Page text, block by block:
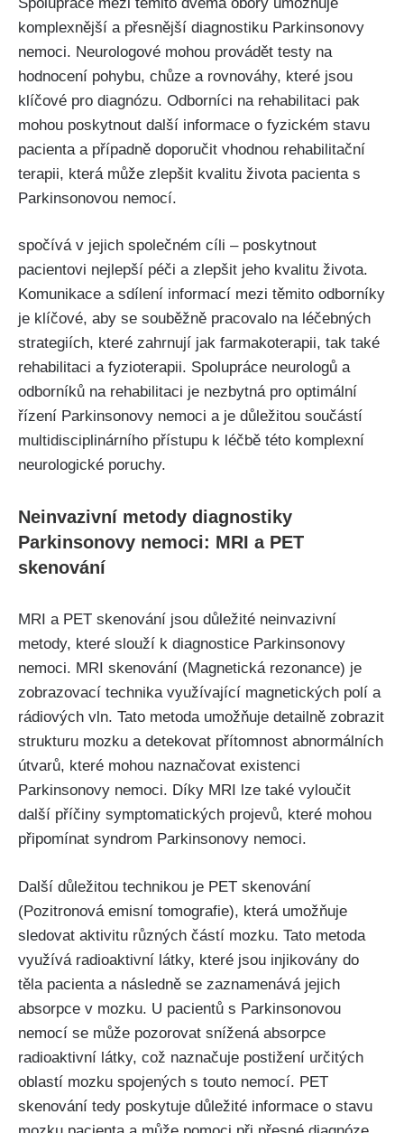
komplexnější a přesnější diagnostiku Parkinsonovy
nemoci. Neurologové mohou provádět testy na
hodnocení pohybu, chůze a rovnováhy, které jsou
klíčové pro diagnózu. Odborníci na rehabilitaci pak
mohou poskytnout další informace o fyzickém stavu
pacienta a případně doporučit vhodnou rehabilitační
terapii, která může zlepšit kvalitu života pacienta s
Parkinsonovou nemocí.
spočívá v jejich společném cíli – poskytnout
pacientovi nejlepší péči a zlepšit jeho kvalitu života.
Komunikace a sdílení informací mezi těmito odborníky
je klíčové, aby se souběžně pracovalo na léčebných
strategiích, které zahrnují jak farmakoterapii, tak také
rehabilitaci a fyzioterapii. Spolupráce neurologů a
odborníků na rehabilitaci je nezbytná pro optimální
řízení Parkinsonovy nemoci a je důležitou součástí
multidisciplinárního přístupu k léčbě této komplexní
neurologické poruchy.
Neinvazivní metody diagnostiky
Parkinsonovy nemoci: MRI a PET
skenování
MRI a PET skenování jsou důležité neinvazivní
metody, které slouží k diagnostice Parkinsonovy
nemoci. MRI skenování (Magnetická rezonance) je
zobrazovací technika využívající magnetických polí a
rádiových vln. Tato metoda umožňuje detailně zobrazit
strukturu mozku a detekovat přítomnost abnormálních
útvarů, které mohou naznačovat existenci
Parkinsonovy nemoci. Díky MRI lze také vyloučit
další příčiny symptomatických projevů, které mohou
připomínat syndrom Parkinsonovy nemoci.
Další důležitou technikou je PET skenování
(Pozitronová emisní tomografie), která umožňuje
sledovat aktivitu různých částí mozku. Tato metoda
využívá radioaktivní látky, které jsou injikovány do
těla pacienta a následně se zaznamenává jejich
absorpce v mozku. U pacientů s Parkinsonovou
nemocí se může pozorovat snížená absorpce
radioaktivní látky, což naznačuje postižení určitých
oblastí mozku spojených s touto nemocí. PET
skenování tedy poskytuje důležité informace o stavu